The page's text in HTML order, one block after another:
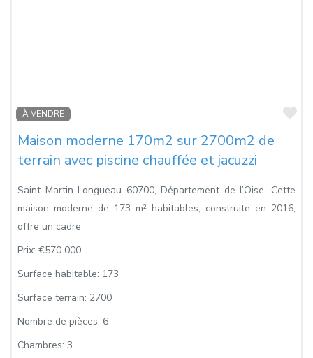
À VENDRE
Maison moderne 170m2 sur 2700m2 de
terrain avec piscine chauffée et jacuzzi
Saint Martin Longueau 60700, Département de l’Oise. Cette
maison moderne de 173 m² habitables, construite en 2016,
offre un cadre
Prix: €570 000
Surface habitable: 173
Surface terrain: 2700
Nombre de pièces: 6
Chambres: 3